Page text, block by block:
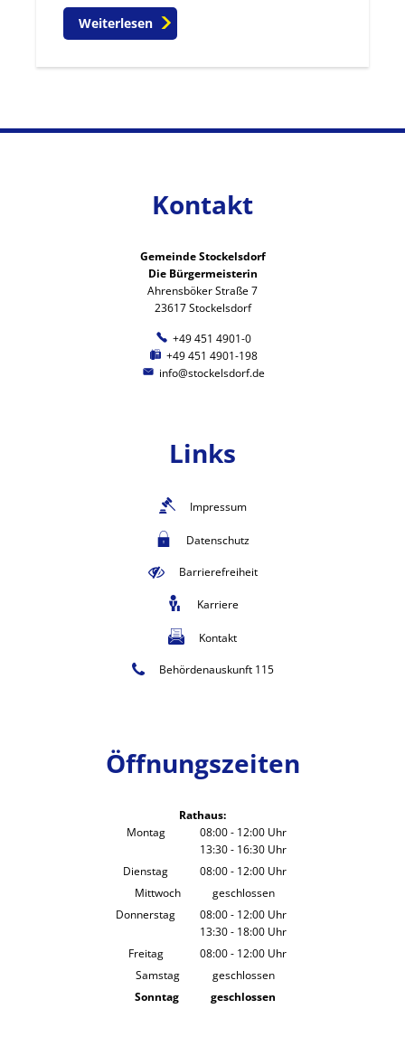
Weiterlesen
Kontakt
Gemeinde Stockelsdorf
Die Bürgermeisterin
Ahrensböker Straße 7
23617 Stockelsdorf
+49 451 4901-0
+49 451 4901-198
info@stockelsdorf.de
Links
Impressum
Datenschutz
Barrierefreiheit
Karriere
Kontakt
Behördenauskunft 115
Öffnungszeiten
Rathaus:
Montag
08:00- 12:00 Uhr
Von 08:00 bis 12:00 Uhr
13:30- 16:30 Uhr
Von 13:30 bis 16:30 Uhr
Dienstag 08:00- 12:00 Uhr
Von 08:00 bis 12:00 Uhr
Mittwoch
geschlossen
Donnerstag
08:00- 12:00 Uhr
Von 08:00 bis 12:00 Uhr
13:30- 18:00 Uhr
Von 13:30 bis 18:00 Uhr
Freitag 08:00- 12:00 Uhr
Von 08:00 bis 12:00 Uhr
Samstag
geschlossen
Sonntag
geschlossen